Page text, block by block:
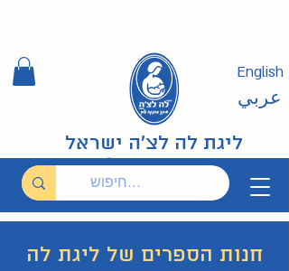
ליגת לה לצ'ה ישראל
English
عربي
חנות הספרים של ליגת לה